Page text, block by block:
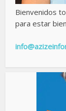
Bienvenidos
para estar